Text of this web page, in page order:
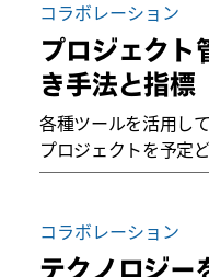
コラボレーション
プロジェクト
き手法と指標
各種ツールを活用し
プロジェクトを予定
コラボレーション
テクノロジー